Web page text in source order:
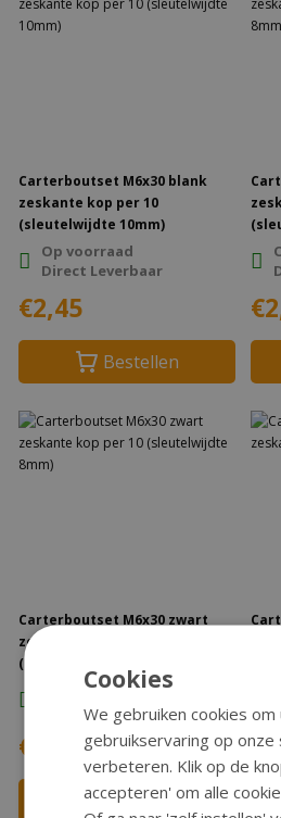
Carterboutset M6x30 blank
zeskante kop per 10
(sleutelwijdte 10mm)
Op voorraad
Direct Leverbaar
€2,45
Bestellen
Carterboutset M6x30 zwart
zeskante kop per 10
(sleutelwijdte 8mm)
Op voorraad
Direct Leverbaar
€3,75
Bestellen
Cookies
We gebruiken cookies om
gebruikservaring op onze
verbeteren. Klik op de
accepteren' om alle